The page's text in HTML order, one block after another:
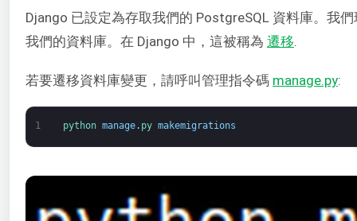
Django 已設定為存取我們的 PostgreSQL 資料庫。我
我們的資料庫。在 Django 中，這被稱為 遷移.
若要遷移資料庫變更，請呼叫管理指令碼 manage.py:
1 python manage. py makemigrations